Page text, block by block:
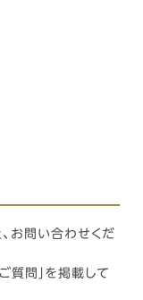
お問い合わせくだ
質問」を掲載して